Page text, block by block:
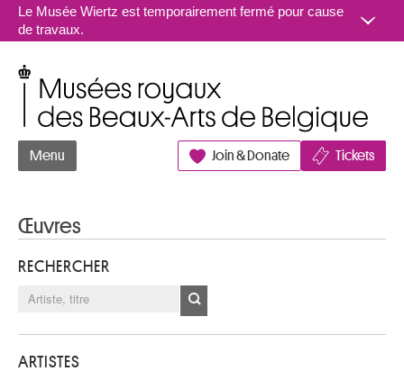
Aller au contenu
Le Musée Wiertz est temporairement fermé pour cause
de travaux.
Menu Join & Donate Tickets
Œuvres
RECHERCHER
ARTISTES